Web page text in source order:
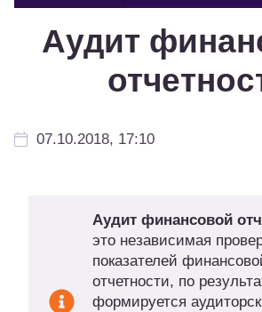
Аудит
07.10.2018, 17:10
Аудит финансовой
это независимая
показателей
отчетности, по
формируется